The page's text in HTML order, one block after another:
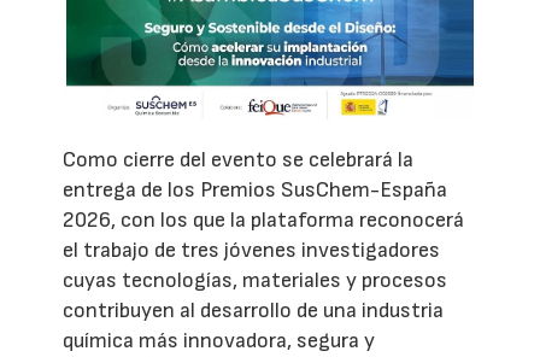
Como cierre del evento se celebrará la
entrega de los Premios SusChem-España
2026, con los que la plataforma reconocerá
el trabajo de tres jóvenes investigadores
cuyas tecnologías, materiales y procesos
contribuyen al desarrollo de una industria
química más innovadora, segura y